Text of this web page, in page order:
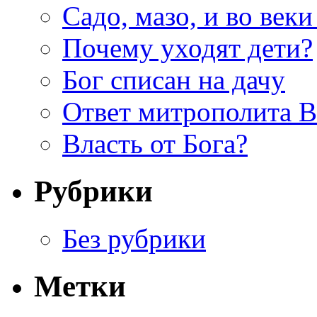
Садо, мазо, и во веки
Почему уходят дети?
Бог списан на дачу
Ответ митрополита
Власть от Бога?
Рубрики
Без рубрики
Метки